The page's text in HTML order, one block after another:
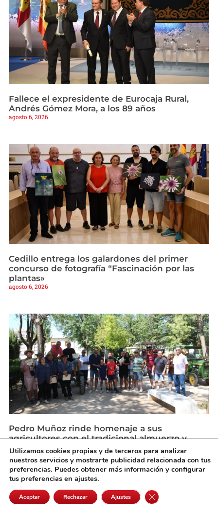
Fallece el expresidente de Eurocaja Rural,
Andrés Gómez Mora, a los 89 años
agosto 6, 2026
Cedillo entrega los galardones del primer
concurso de fotografía “Fascinación por las
plantas»
agosto 6, 2026
Pedro Muñoz rinde homenaje a sus
agricultores con el tradicional almuerzo y
desfile de tractores antiguos
Utilizamos cookies propias y de terceros para analizar
nuestros servicios y mostrarte publicidad relacionada con tus
preferencias. Puedes obtener más información y configurar
tus preferencias en ajustes.
Aceptar Rechazar Ajustes Cerrar el banner de